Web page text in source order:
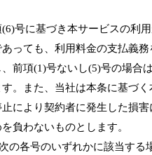
号に基づき本サービスの利
っても、利用料金の支払義務
前項(1)号ないし(5)号の場合
。また、当社は本条に基づく
により契約者に発生した損害
負わないものとします。
の各号のいずれかに該当する